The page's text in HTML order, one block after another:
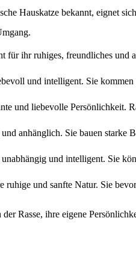
Hauskatze bekannt, eignet
für ihr ruhiges, freundliches und
und intelligent. Sie
und liebevolle Persönlichkeit.
anhänglich. Sie bauen
und intelligent. Sie
ruhige und sanfte Natur. Sie
Rasse, ihre eigene